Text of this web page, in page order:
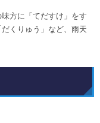
方に「てだすけ」をす
くりゅう」など、雨天